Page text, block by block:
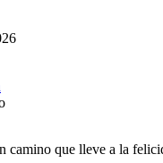
camino que lleve a la